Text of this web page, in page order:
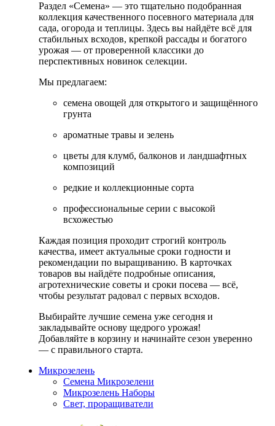
Раздел «Семена» — это тщательно подобранная
коллекция качественного посевного материала для
сада, огорода и теплицы. Здесь вы найдёте всё для
стабильных всходов, крепкой рассады и богатого
урожая — от проверенной классики до
перспективных новинок селекции.
Мы предлагаем:
семена овощей для открытого и защищённого
грунта
ароматные травы и зелень
цветы для клумб, балконов и ландшафтных
композиций
редкие и коллекционные сорта
профессиональные серии с высокой
всхожестью
Каждая позиция проходит строгий контроль
качества, имеет актуальные сроки годности и
рекомендации по выращиванию. В карточках
товаров вы найдёте подробные описания,
агротехнические советы и сроки посева — всё,
чтобы результат радовал с первых всходов.
Выбирайте лучшие семена уже сегодня и
закладывайте основу щедрого урожая!
Добавляйте в корзину и начинайте сезон уверенно
— с правильного старта.
Микрозелень
Семена Микрозелени
Микрозелень Наборы
Свет, проращиватели